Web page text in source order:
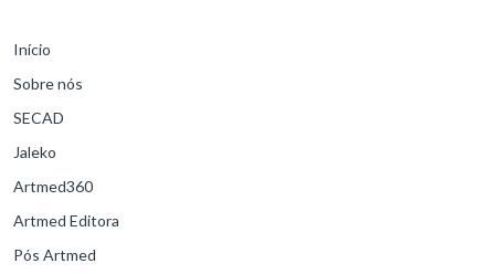
Início
Sobre nós
SECAD
Jaleko
Artmed360
Artmed Editora
Pós Artmed